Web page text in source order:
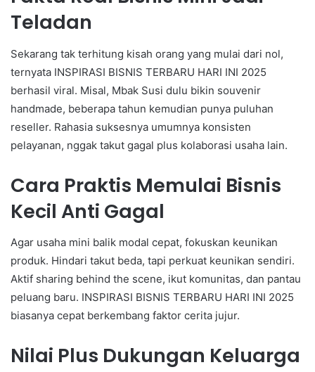
Teladan
Sekarang tak terhitung kisah orang yang mulai dari nol,
ternyata INSPIRASI BISNIS TERBARU HARI INI 2025
berhasil viral. Misal, Mbak Susi dulu bikin souvenir
handmade, beberapa tahun kemudian punya puluhan
reseller. Rahasia suksesnya umumnya konsisten
pelayanan, nggak takut gagal plus kolaborasi usaha lain.
Cara Praktis Memulai Bisnis
Kecil Anti Gagal
Agar usaha mini balik modal cepat, fokuskan keunikan
produk. Hindari takut beda, tapi perkuat keunikan sendiri.
Aktif sharing behind the scene, ikut komunitas, dan pantau
peluang baru. INSPIRASI BISNIS TERBARU HARI INI 2025
biasanya cepat berkembang faktor cerita jujur.
Nilai Plus Dukungan Keluarga